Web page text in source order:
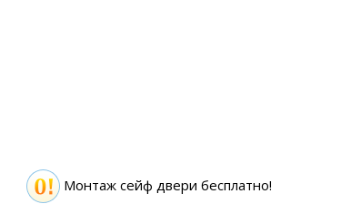
Монтаж сейф двери бесплатно!